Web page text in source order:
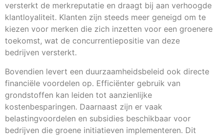
versterkt de merkreputatie en draagt bij aan verhoogde
klantloyaliteit. Klanten zijn steeds meer geneigd om te
kiezen voor merken die zich inzetten voor een groenere
toekomst, wat de concurrentiepositie van deze
bedrijven versterkt.
Bovendien levert een duurzaamheidsbeleid ook directe
financiële voordelen op. Efficiënter gebruik van
grondstoffen kan leiden tot aanzienlijke
kostenbesparingen. Daarnaast zijn er vaak
belastingvoordelen en subsidies beschikbaar voor
bedrijven die groene initiatieven implementeren. Dit